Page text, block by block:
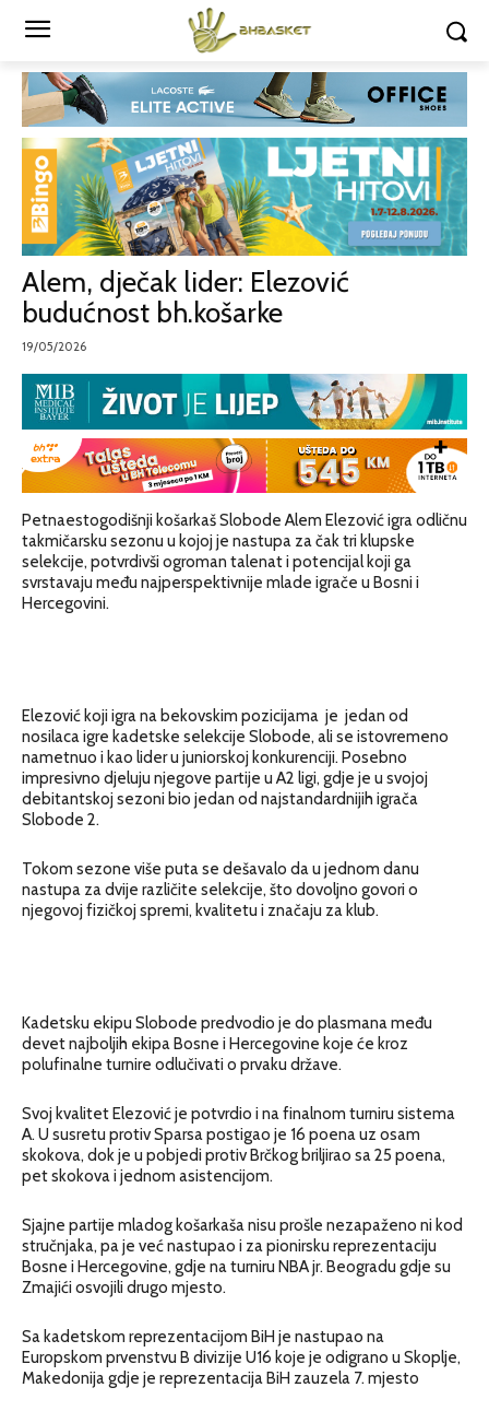
Alem, dječak lider: Elezović
budućnost bh.košarke
19/05/2026
Petnaestogodišnji košarkaš Slobode Alem Elezović igra odličnu
takmičarsku sezonu u kojoj je nastupa za čak tri klupske
selekcije, potvrdivši ogroman talenat i potencijal koji ga
svrstavaju među najperspektivnije mlade igrače u Bosni i
Hercegovini.
Elezović koji igra na bekovskim pozicijama je jedan od
nosilaca igre kadetske selekcije Slobode, ali se istovremeno
nametnuo i kao lider u juniorskoj konkurenciji. Posebno
impresivno djeluju njegove partije u A2 ligi, gdje je u svojoj
debitantskoj sezoni bio jedan od najstandardnijih igrača
Slobode 2.
Tokom sezone više puta se dešavalo da u jednom danu
nastupa za dvije različite selekcije, što dovoljno govori o
njegovoj fizičkoj spremi, kvalitetu i značaju za klub.
Kadetsku ekipu Slobode predvodio je do plasmana među
devet najboljih ekipa Bosne i Hercegovine koje će kroz
polufinalne turnire odlučivati o prvaku države.
Svoj kvalitet Elezović je potvrdio i na finalnom turniru sistema
A. U susretu protiv Sparsa postigao je 16 poena uz osam
skokova, dok je u pobjedi protiv Brčkog briljirao sa 25 poena,
pet skokova i jednom asistencijom.
Sjajne partije mladog košarkaša nisu prošle nezapaženo ni kod
stručnjaka, pa je već nastupao i za pionirsku reprezentaciju
Bosne i Hercegovine, gdje na turniru NBA jr. Beogradu gdje su
Zmajići osvojili drugo mjesto.
Sa kadetskom reprezentacijom BiH je nastupao na
Europskom prvenstvu B divizije U16 koje je odigrano u Skoplje,
Makedonija gdje je reprezentacija BiH zauzela 7. mjesto